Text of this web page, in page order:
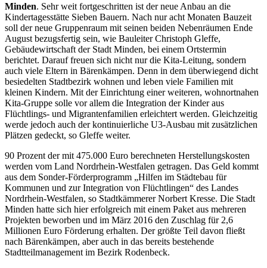
Minden. Sehr weit fortgeschritten ist der neue Anbau an die
Kindertagesstätte Sieben Bauern. Nach nur acht Monaten Bauzeit
soll der neue Gruppenraum mit seinen beiden Nebenräumen Ende
August bezugsfertig sein, wie Bauleiter Christoph Gleffe,
Gebäudewirtschaft der Stadt Minden, bei einem Ortstermin
berichtet. Darauf freuen sich nicht nur die Kita-Leitung, sondern
auch viele Eltern in Bärenkämpen. Denn in dem überwiegend dicht
besiedelten Stadtbezirk wohnen und leben viele Familien mit
kleinen Kindern. Mit der Einrichtung einer weiteren, wohnortnahen
Kita-Gruppe solle vor allem die Integration der Kinder aus
Flüchtlings- und Migrantenfamilien erleichtert werden. Gleichzeitig
werde jedoch auch der kontinuierliche U3-Ausbau mit zusätzlichen
Plätzen gedeckt, so Gleffe weiter.
90 Prozent der mit 475.000 Euro berechneten Herstellungskosten
werden vom Land Nordrhein-Westfalen getragen. Das Geld kommt
aus dem Sonder-Förderprogramm „Hilfen im Städtebau für
Kommunen und zur Integration von Flüchtlingen“ des Landes
Nordrhein-Westfalen, so Stadtkämmerer Norbert Kresse. Die Stadt
Minden hatte sich hier erfolgreich mit einem Paket aus mehreren
Projekten beworben und im März 2016 den Zuschlag für 2,6
Millionen Euro Förderung erhalten. Der größte Teil davon fließt
nach Bärenkämpen, aber auch in das bereits bestehende
Stadtteilmanagement im Bezirk Rodenbeck.